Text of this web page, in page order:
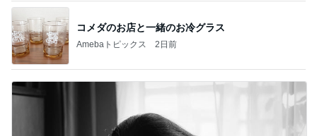
コメダのお店と一緒のお冷グラス
Amebaトピックス 2日前